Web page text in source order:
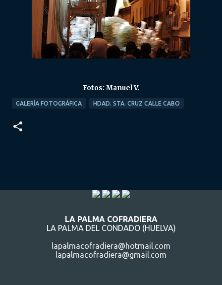
Fotos: Manuel V.
GALERÍA FOTOGRÁFICA HDAD. STA. CRUZ CALLE CABO
LA PALMA COFRADIERA
LA PALMA DEL CONDADO (HUELVA)
lapalmacofradiera@hotmail.com
lapalmacofradiera@gmail.com